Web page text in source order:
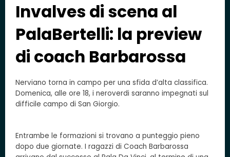
Invalves di scena al
PalaBertelli: la preview
di coach Barbarossa
Nerviano torna in campo per una sfida d’alta classifica.
Domenica, alle ore 18, i neroverdi saranno impegnati sul
difficile campo di San Giorgio.
Entrambe le formazioni si trovano a punteggio pieno
dopo due giornate. I ragazzi di Coach Barbarossa